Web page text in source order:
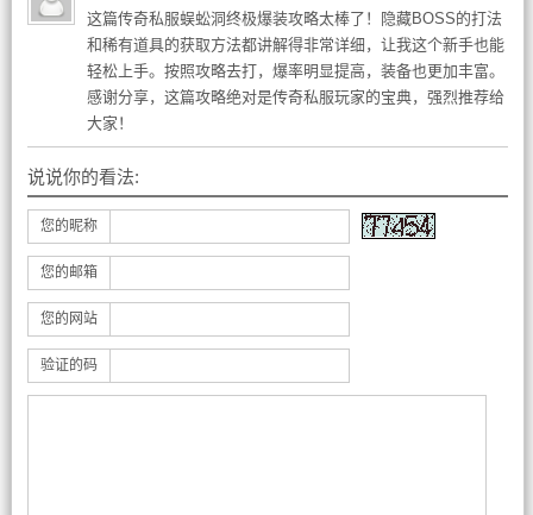
这篇传奇私服蜈蚣洞终极爆装攻略太棒了！隐藏BOSS的打法
和稀有道具的获取方法都讲解得非常详细，让我这个新手也能
轻松上手。按照攻略去打，爆率明显提高，装备也更加丰富。
感谢分享，这篇攻略绝对是传奇私服玩家的宝典，强烈推荐给
大家！
说说你的看法:
您的昵称
您的邮箱
您的网站
验证的码